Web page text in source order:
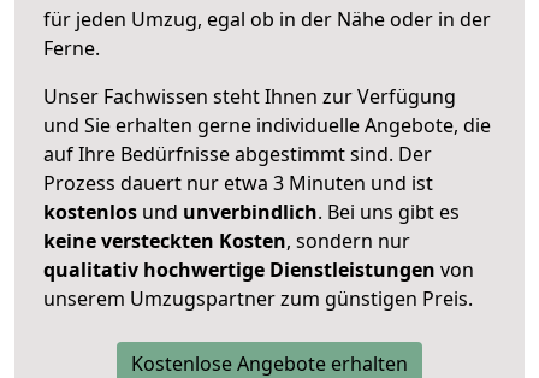
für jeden Umzug, egal ob in der Nähe oder in der
Ferne.
Unser Fachwissen steht Ihnen zur Verfügung
und Sie erhalten gerne individuelle Angebote, die
auf Ihre Bedürfnisse abgestimmt sind. Der
Prozess dauert nur etwa 3 Minuten und ist
kostenlos und unverbindlich. Bei uns gibt es
keine versteckten Kosten, sondern nur
qualitativ hochwertige Dienstleistungen von
unserem Umzugspartner zum günstigen Preis.
Kostenlose Angebote erhalten